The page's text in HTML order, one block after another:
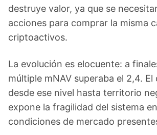
destruye valor, ya que se
acciones para comprar la misma
criptoactivos.
La evolución es elocuente: a
múltiple mNAV superaba el 2,4. El
desde ese nivel hasta territorio
expone la fragilidad del sistema
condiciones de mercado